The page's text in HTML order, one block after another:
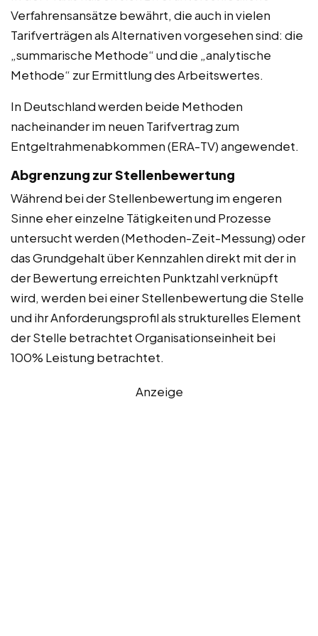
Verfahrensansätze bewährt, die auch in vielen
Tarifverträgen als Alternativen vorgesehen sind: die
„summarische Methode“ und die „analytische
Methode“ zur Ermittlung des Arbeitswertes.
In Deutschland werden beide Methoden
nacheinander im neuen Tarifvertrag zum
Entgeltrahmenabkommen (ERA-TV) angewendet.
Abgrenzung zur Stellenbewertung
Während bei der Stellenbewertung im engeren
Sinne eher einzelne Tätigkeiten und Prozesse
untersucht werden (Methoden-Zeit-Messung) oder
das Grundgehalt über Kennzahlen direkt mit der in
der Bewertung erreichten Punktzahl verknüpft
wird, werden bei einer Stellenbewertung die Stelle
und ihr Anforderungsprofil als strukturelles Element
der Stelle betrachtet Organisationseinheit bei
100% Leistung betrachtet.
Anzeige